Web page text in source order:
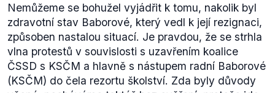
Nemůžeme se bohužel vyjádřit k tomu, nakolik byl
zdravotní stav Baborové, který vedl k její rezignaci,
způsoben nastalou situací. Je pravdou, že se strhla
vlna protestů v souvislosti s uzavřením koalice
ČSSD s KSČM a hlavně s nástupem radní Baborové
(KSČM) do čela rezortu školství. Zda byly důvody